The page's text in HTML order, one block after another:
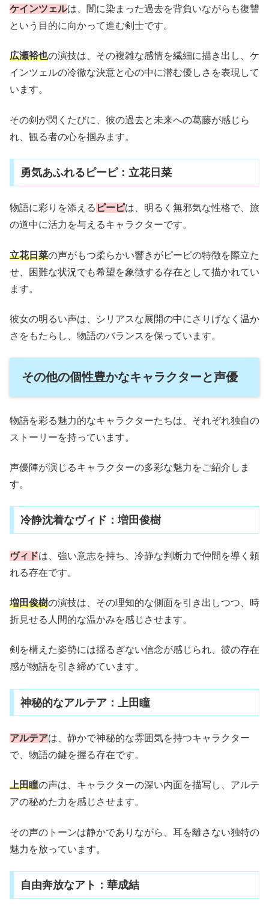
ケインツェルは、闇に染まった過去を背負いながらも復讐
という目的に向かって進む剣士です。
広瀬裕也の演技は、その複雑な感情を繊細に描き出し、ケ
インツェルの冷徹な決意と心の中に潜む優しさを表現して
います。
その剣が閃くたびに、彼の過去と未来への葛藤が感じら
れ、観る者の心を掴みます。
勇気あふれるピーピ：立花日菜
物語に彩りを添える ピーピは、明るく無邪気な性格で、旅
の道中に活力を与えるキャラクターです。
立花日菜の声がもつ柔らかい響きがピーピの特徴を際立た
せ、困難な状況でも希望を象徴する存在として描かれてい
ます。
彼女の明るい声は、シリアスな展開の中にさりげなく温か
さをもたらし、物語のバランスを保っています。
その他の個性豊かなキャラクターと声優
物語を彩る魅力的なキャラクターたちは、それぞれ独自の
ストーリーを持っています。
声優陣が演じるキャラクターの多彩な魅力をご紹介しま
す。
冷静沈着なヴィド：増田俊樹
ヴィドは、強い意志を持ち、冷静な判断力で仲間を導く頼
れる存在です。
増田俊樹の演技は、その理知的な側面を引き出しつつ、時
折見せる人間的な温かみを感じさせます。
剣を構えた姿勢には揺るぎない信念が感じられ、彼の存在
感が物語を引き締めています。
神秘的なアルテア：上田瞳
アルテアは、静かで神秘的な雰囲気を持つキャラクター
で、物語の鍵を握る存在です。
上田瞳の声は、キャラクターの深い内面を描写し、アルテ
アの秘めた力を感じさせます。
その声のトーンは静かでありながら、耳を離さない独特の
魅力を放っています。
自由奔放なアト：華成結